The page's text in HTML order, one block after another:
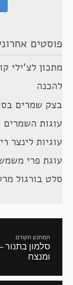
פוסטים
מתכון לצ’ילי
להכנה
בצק שמרים
עוגות השמרים
עוגיות לינצר
עוגת פרי
סלט בורגול
המתכון הקודם
מתכון
קודם:
סלמון בתנור
ומנצח